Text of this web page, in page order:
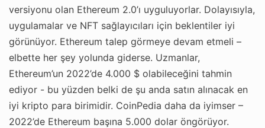
versiyonu olan Ethereum 2.0’ı uyguluyorlar. Dolayısıyla,
uygulamalar ve NFT sağlayıcıları için beklentiler iyi
görünüyor. Ethereum talep görmeye devam etmeli –
elbette her şey yolunda giderse. Uzmanlar,
Ethereum’un 2022’de 4.000 $ olabileceğini tahmin
ediyor - bu yüzden belki de şu anda satın alınacak en
iyi kripto para birimidir. CoinPedia daha da iyimser –
2022’de Ethereum başına 5.000 dolar öngörüyor.